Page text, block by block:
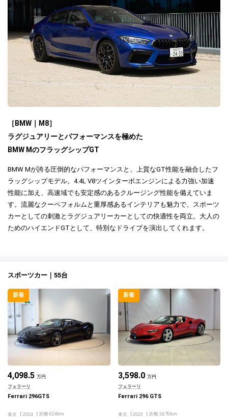
［BMW｜M8］
ラグジュアリーとパフォーマンスを極めた
BMW MのフラッグシップGT
BMW Mが誇る圧倒的なパフォーマンスと、上質なGT性能を融合したフ
ラッグシップモデル。4.4L V8ツインターボエンジンによる力強い加速
性能に加え、高速域でも安定感のあるクルージング性能を備えていま
す。流麗なクーペフォルムと重厚感あるインテリアも魅力で、スポーツ
カーとしての刺激とラグジュアリーカーとしての快適性を両立。大人の
ためのハイエンドGTとして、特別なドライブを演出してくれます。
スポーツカー｜55台
新着
4,098.5 万円
フェラーリ
Ferrari 296GTS
東京 2024 距離 624km
新着
3,598.0 万円
フェラーリ
Ferrari 296 GTS
東京 2023 距離 3,670km